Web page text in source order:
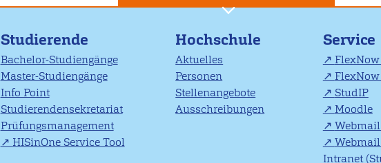
Studierende
Bachelor-Studiengänge
Master-Studiengänge
Info Point
Studierendensekretariat
Prüfungsmanagement
HISinOne Service Tool
Hochschule
Aktuelles
Personen
Stellenangebote
Ausschreibungen
Service
StudIP
Moodle
Intranet